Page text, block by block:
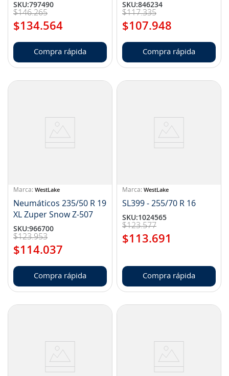
SKU:797490
$146.265
$134.564
Compra rápida
SKU:846234
$117.335
$107.948
Compra rápida
WestLake
Neumáticos 235/50 R 19
XL Zuper Snow Z-507
SKU:966700
$123.953
$114.037
Compra rápida
WestLake
SL399 - 255/70 R 16
SKU:1024565
$123.577
$113.691
Compra rápida